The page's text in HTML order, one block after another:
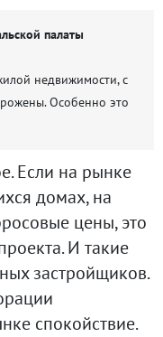
палаты
недвижимости, с
Особенно это
Если на рынке
домах, на
цены, это
И такие
застройщиков.
спокойствие.